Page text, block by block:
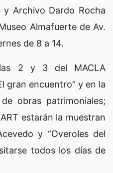
y Archivo Dardo Rocha
Almafuerte de Av.
de 8 a 14.
2 y 3 del MACLA
gran encuentro” y en la
obras patrimoniales;
estarán la muestran
y “Overoles del
todos los días de